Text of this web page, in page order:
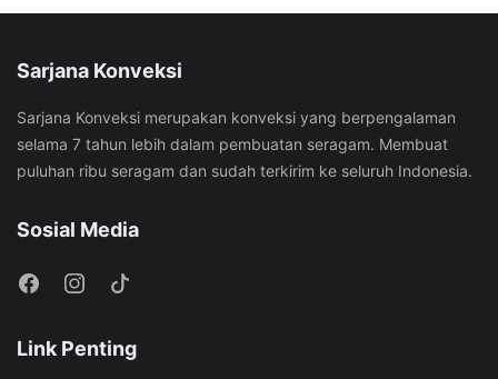
Sarjana Konveksi
Sarjana Konveksi merupakan konveksi yang berpengalaman
selama 7 tahun lebih dalam pembuatan seragam. Membuat
puluhan ribu seragam dan sudah terkirim ke seluruh Indonesia.
Sosial Media
Link Penting